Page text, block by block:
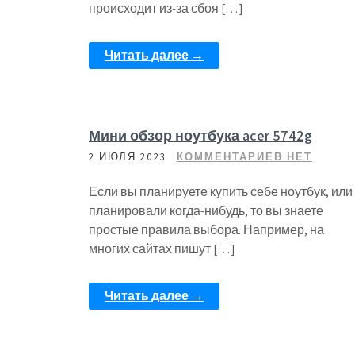
происходит из-за сбоя […]
Читать далее →
Мини обзор ноутбука acer 5742g
2 ИЮЛЯ 2023 КОММЕНТАРИЕВ НЕТ
Если вы планируете купить себе ноутбук, или
планировали когда-нибудь, то вы знаете
простые правила выбора. Например, на
многих сайтах пишут […]
Читать далее →